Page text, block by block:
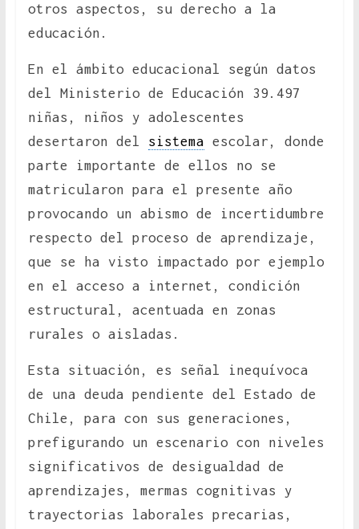
otros aspectos, su derecho a la
educación.
En el ámbito educacional según datos
del Ministerio de Educación 39.497
niñas, niños y adolescentes
desertaron del sistema escolar, donde
parte importante de ellos no se
matricularon para el presente año
provocando un abismo de incertidumbre
respecto del proceso de aprendizaje,
que se ha visto impactado por ejemplo
en el acceso a internet, condición
estructural, acentuada en zonas
rurales o aisladas.
Esta situación, es señal inequívoca
de una deuda pendiente del Estado de
Chile, para con sus generaciones,
prefigurando un escenario con niveles
significativos de desigualdad de
aprendizajes, mermas cognitivas y
trayectorias laborales precarias,